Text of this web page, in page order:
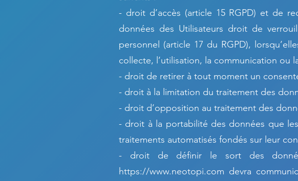
- droit d’accès (article 15 RGPD) et de
données des Utilisateurs droit de
personnel (article 17 du RGPD),
collecte, l’utilisation, la communication ou
- droit de retirer à tout moment un
- droit à la limitation du traitement des
- droit d’opposition au traitement des
- droit à la portabilité des données que
traitements automatisés fondés sur leur
- droit de définir le sort des
https://www.neotopi.com devra